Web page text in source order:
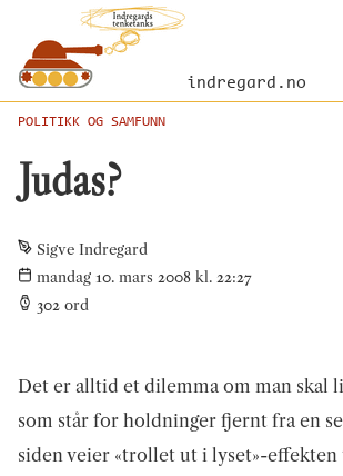
indregard.no
POLITIKK OG SAMFUNN
Judas?
Sigve Indregard
mandag 10. mars 2008 kl. 22:27
302 ord
Det er alltid et dilemma om man skal
som står for holdninger fjernt fra en
siden veier «trollet ut i lyset»-effekten